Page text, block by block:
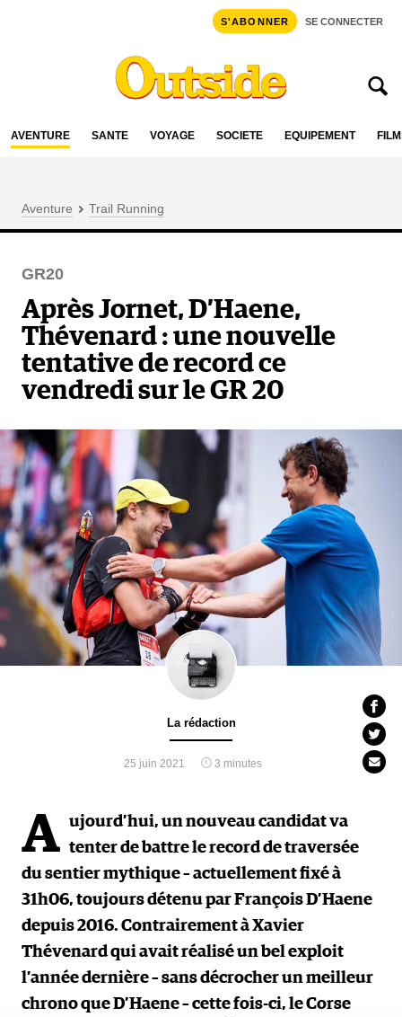
S'ABONNER SE CONNECTER
AVENTURE SANTÉ VOYAGE SOCIÉTÉ ÉQUIPEMENT
Aventure Trail Running
GR20
Après Jornet, D’Haene,
Thévenard : une nouvelle
tentative de record ce
vendredi sur le GR 20
La rédaction
25 juin 2021 3 minutes
A ujourd’hui, un nouveau candidat va
tenter de battre le record de traversée
du sentier mythique – actuellement fixé à
31h06, toujours détenu par François D’Haene
depuis 2016. Contrairement à Xavier
Thévenard qui avait réalisé un bel exploit
l’année dernière – sans décrocher un meilleur
chrono que D’Haene – cette fois-ci, le Corse